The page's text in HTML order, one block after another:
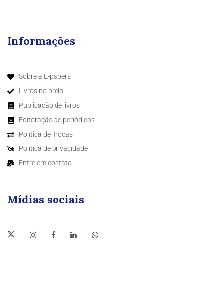
Informações
Sobre a E-papers
Livros no prelo
Publicação de livros
Editoração de periódicos
Política de Trocas
Política de privacidade
Entre em contato
Mídias sociais